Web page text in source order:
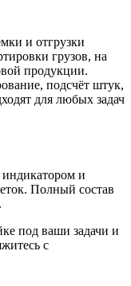
и отгрузки
грузов, на
продукции.
подсчёт штук,
для любых задач
индикатором и
Полный состав
под ваши задачи и
с